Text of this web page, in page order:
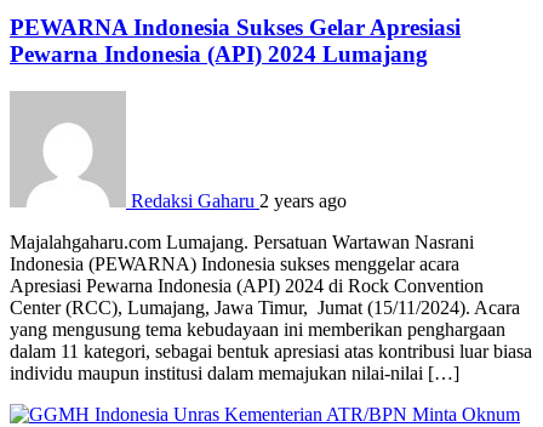
PEWARNA Indonesia Sukses Gelar Apresiasi
Pewarna Indonesia (API) 2024 Lumajang
Redaksi Gaharu 2 years ago
Majalahgaharu.com Lumajang. Persatuan Wartawan Nasrani
Indonesia (PEWARNA) Indonesia sukses menggelar acara
Apresiasi Pewarna Indonesia (API) 2024 di Rock Convention
Center (RCC), Lumajang, Jawa Timur, Jumat (15/11/2024). Acara
yang mengusung tema kebudayaan ini memberikan penghargaan
dalam 11 kategori, sebagai bentuk apresiasi atas kontribusi luar biasa
individu maupun institusi dalam memajukan nilai-nilai […]